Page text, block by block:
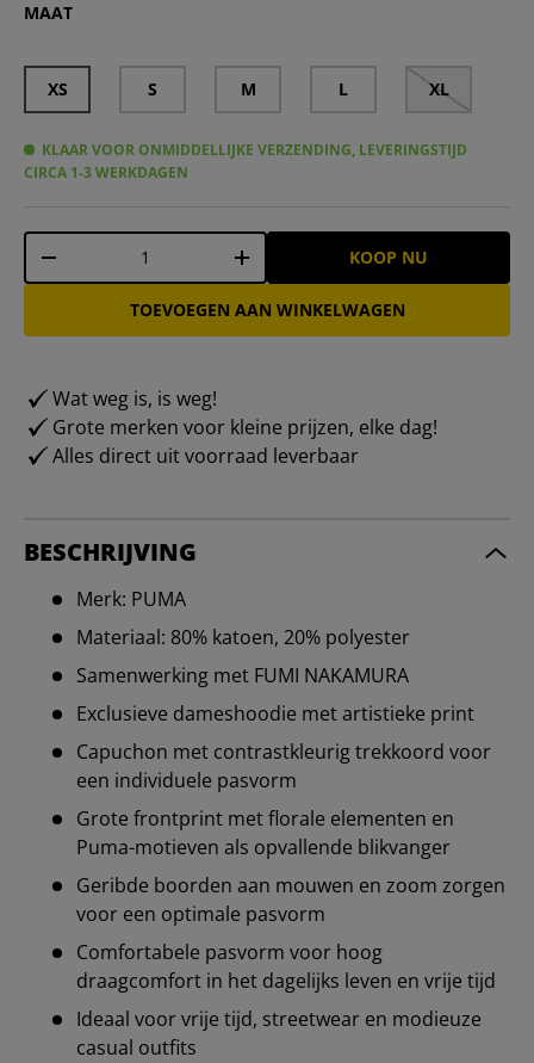
MAAT
XS S M L XL
KLAAR VOOR ONMIDDELLIJKE VERZENDING, LEVERINGSTIJD
CIRCA 1-3 WERKDAGEN
Aantal
-
+ KOOP NU
TOEVOEGEN AAN WINKELWAGEN
Wat weg is, is weg!
Grote merken voor kleine prijzen, elke dag!
Alles direct uit voorraad leverbaar
BESCHRIJVING
Merk: PUMA
Materiaal: 80% katoen, 20% polyester
Samenwerking met FUMI NAKAMURA
Exclusieve dameshoodie met artistieke print
Capuchon met contrastkleurig trekkoord voor
een individuele pasvorm
Grote frontprint met florale elementen en
Puma-motieven als opvallende blikvanger
Geribde boorden aan mouwen en zoom zorgen
voor een optimale pasvorm
Comfortabele pasvorm voor hoog
draagcomfort in het dagelijks leven en vrije tijd
Ideaal voor vrije tijd, streetwear en modieuze
casual outfits